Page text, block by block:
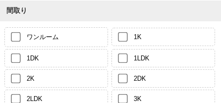
間取り
ワンルーム 1K
1DK 1LDK
2K 2DK
2LDK 3K